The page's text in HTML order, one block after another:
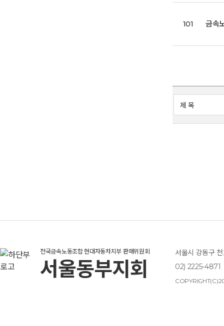
101 금속
전국금속노동조합 현대자동차지부 판매위원회
서울동부지회
서울시 강동구
02) 2225-4871